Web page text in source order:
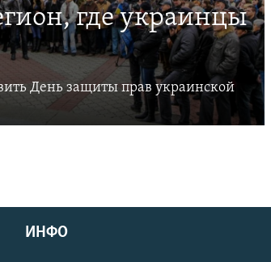
где украинцы
День защиты прав украинской
ИНФО